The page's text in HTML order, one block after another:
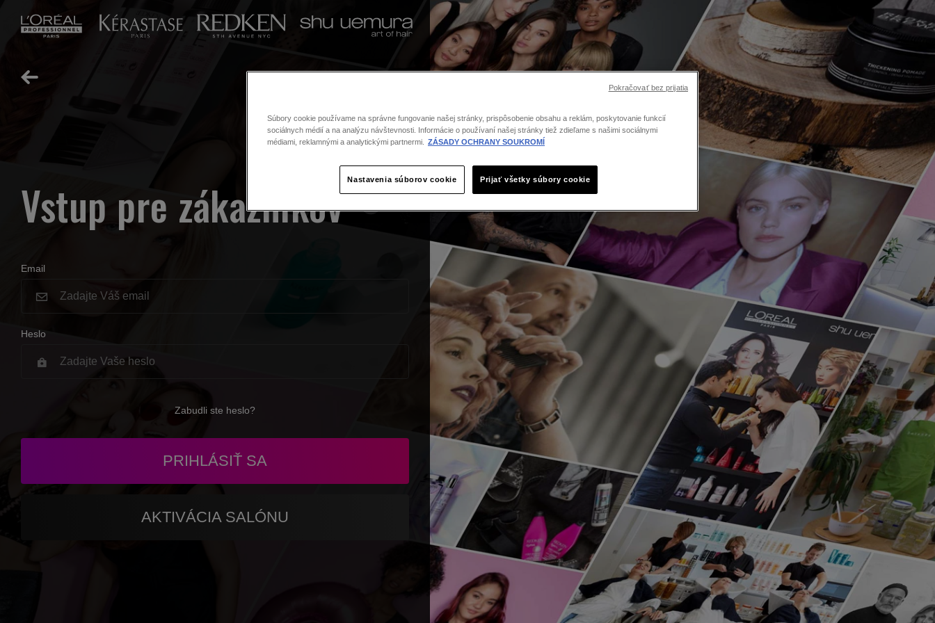
Vstup pre zákazníkov
Email
Heslo
Zabudli ste heslo?
PRIHLÁSIŤ SA
AKTIVÁCIA SALÓNU
Súbory cookie používame na správne fungovanie našej stránky, prispôsobenie obsahu a reklám, poskytovanie funkcií
sociálnych médií a na analýzu návštevnosti. Informácie o používaní našej stránky tiež zdieľame s našimi sociálnymi
médiami, reklamnými a analytickými partnermi.
ZÁSADY OCHRANY SOUKROMÍ
Nastavenia súborov cookie Prijať všetky súbory cookie
Pokračovať bez prijatia